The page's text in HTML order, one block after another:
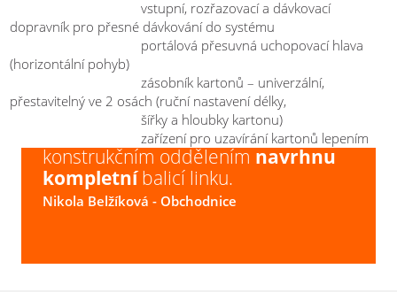
vstupní, rozřazovací a dávkovací
dopravník pro přesné dávkování do systému
portálová přesuvná uchopovací hlava
(horizontální pohyb)
zásobník kartonů – univerzální,
přestavitelný ve 2 osách (ruční nastavení délky,
šířky a hloubky kartonu)
zařízení pro uzavírání kartonů lepením
Doporučímnejvhodnější balicí stroj
Nomatech dlekonkrétních
požadavků a společně s
konstrukčním oddělenímnavrhnu
kompletníbalicí linku.
Nikola Belžíková - Obchodnice